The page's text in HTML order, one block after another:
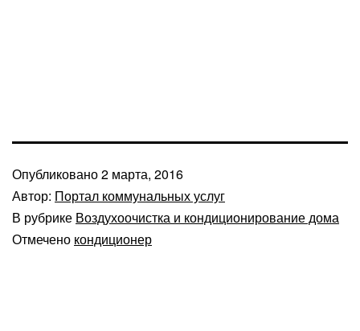
Опубликовано2 марта, 2016
Автор: Портал коммунальных услуг
В рубрике Воздухоочистка и кондиционирование дома
Отмечено кондиционер